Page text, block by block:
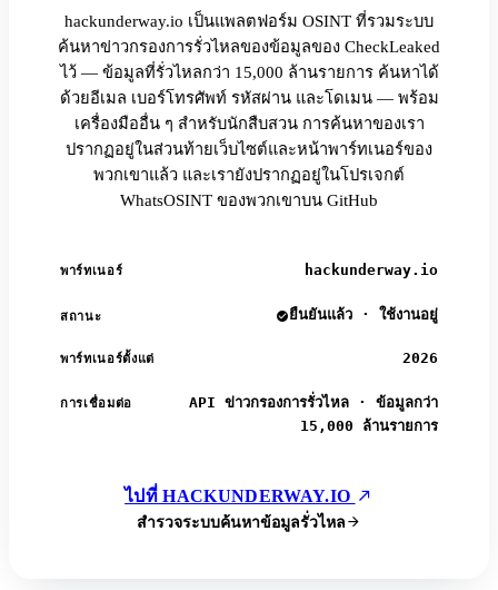
hackunderway.io เป็นแพลตฟอร์ม OSINT ที่รวมระบบ
ค้นหาข่าวกรองการรั่วไหลของข้อมูลของ CheckLeaked
ไว้ — ข้อมูลที่รั่วไหลกว่า 15,000 ล้านรายการ ค้นหาได้
ด้วยอีเมล เบอร์โทรศัพท์ รหัสผ่าน และโดเมน — พร้อม
เครื่องมืออื่น ๆ สำหรับนักสืบสวน การค้นหาของเรา
ปรากฏอยู่ในส่วนท้ายเว็บไซต์และหน้าพาร์ทเนอร์ของ
พวกเขาแล้ว และเรายังปรากฏอยู่ในโปรเจกต์
WhatsOSINT ของพวกเขาบน GitHub
พาร์ทเนอร์ hackunderway.io
สถานะ ยืนยันแล้ว · ใช้งานอยู่
พาร์ทเนอร์ตั้งแต่ 2026
การเชื่อมต่อ
API ข่าวกรองการรั่วไหล · ข้อมูลกว่า
15,000 ล้านรายการ
ไปที่ HACKUNDERWAY.IO
สำรวจระบบค้นหาข้อมูลรั่วไหล